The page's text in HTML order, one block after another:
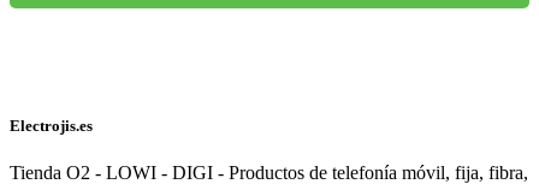
Electrojis.es
Tienda O2 - LOWI - DIGI - Productos de telefonía móvil, fija, fibra,